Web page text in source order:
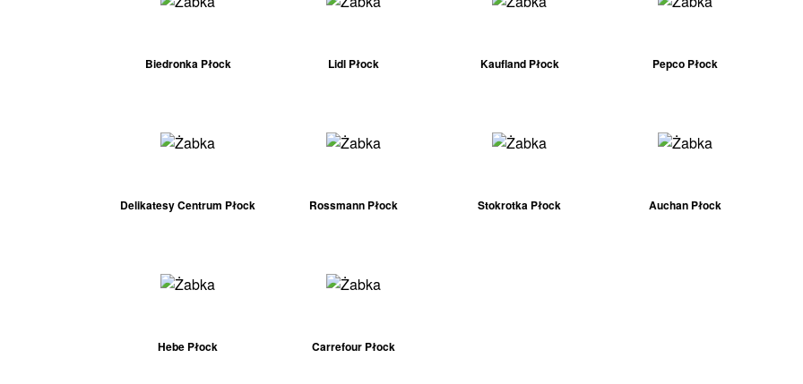
Biedronka Płock Lidl Płock Kaufland Płock Pepco Płock
Delikatesy Centrum Płock Rossmann Płock Stokrotka Płock Auchan Płock
Hebe Płock Carrefour Płock